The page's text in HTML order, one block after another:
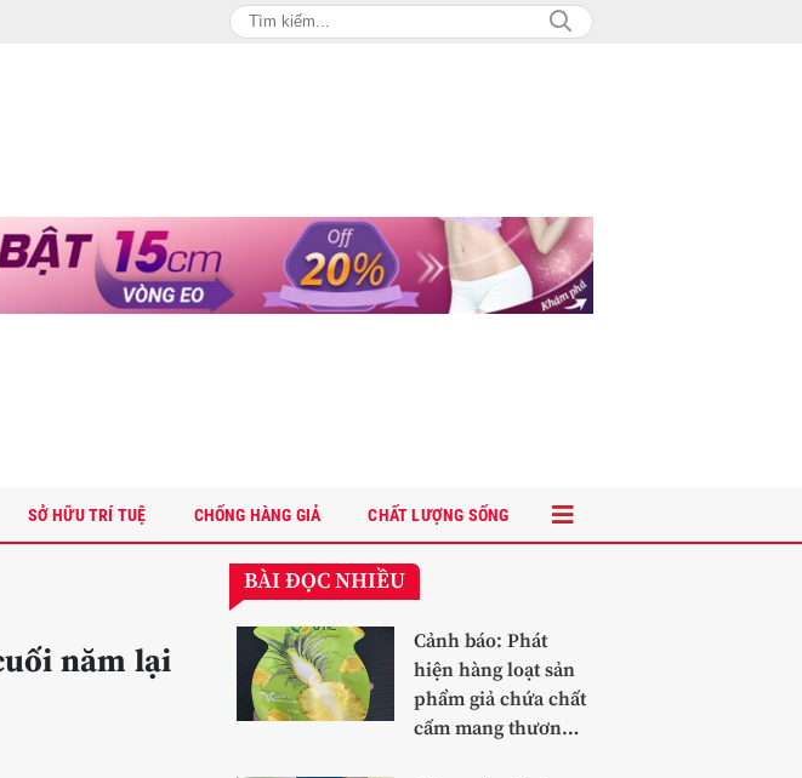
SỞ HỮU TRÍ TUỆ CHỐNG HÀNG GIẢ CHẤT LƯỢNG SỐNG
năm lại
BÀI ĐỌC NHIỀU
Cảnh báo: Phát
hiện hàng loạt sản
phẩm giả chứa chất
cấm mang thương